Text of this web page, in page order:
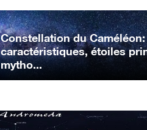
Constellation du Caméléon:
caractéristiques, étoiles
mytho...